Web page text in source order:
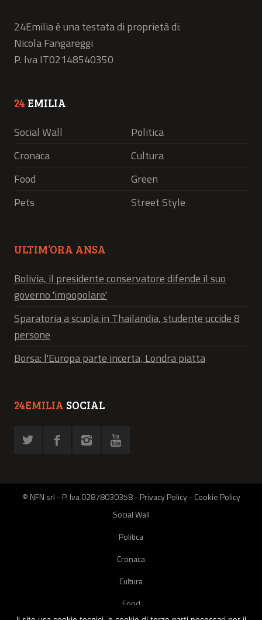
24Emilia è una testata di proprietà di:
Nicola Fangareggi
P. Iva IT02148540350
24 EMILIA
Social Wall
Politica
Cronaca
Cultura
Food
Green
Pets
Street Style
ULTIM’ORA ANSA
Bolivia, il presidente conservatore difende il suo
governo 'impopolare'
Sparatoria a scuola in Thailandia, studente uccide 8
persone
Borsa: l'Europa parte incerta, Londra piatta
24EMILIA SOCIAL
© NFN srl - P. Iva 02878030358 -Privacy Policy-Cookie Policy
Social Wall
Politica
Cronaca
Cultura
Food